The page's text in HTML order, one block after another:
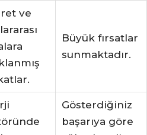
ve
Büyük fırsatlar
sunmaktadır.
Gösterdiğiniz
başarıya göre